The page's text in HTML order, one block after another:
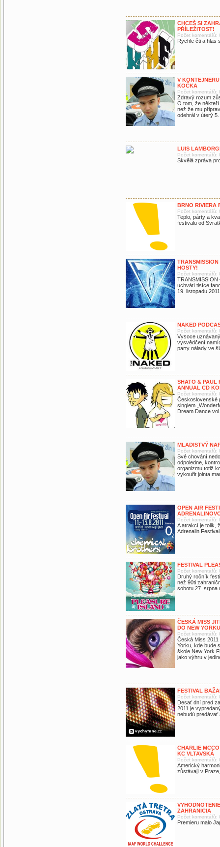
CHCEŠ SI
PŘÍLEŽITOST!
Počet komentářů:
Rychle čti a hlas
V
KOČKA
Počet komentářů:
Zdravý rozum
O tom, že
než že mu
odehrál v úterý
LUIS
Počet komentářů:
Skvělá zpráva
BRNO RIVIERA
Počet komentářů:
Teplo, párty a
festivalu od
HOSTY!
Počet komentářů:
uchvátí tisíce
19. listopadu
NAKED
Počet komentářů:
Vysoce
vysvědčení
party nálady ve
SHATO & PAUL
ANNUAL CD
Počet komentářů:
Československé
singlem
Dream Dance
MLADISTVÝ
Počet komentářů:
Své chování
odpoledne,
organizmu totiž
vykouřit jointa
OPEN AIR
Počet komentářů:
A atrakcí je tolik,
Adrenalin
FESTIVAL
Počet komentářů:
Druhý ročník
než 90ti
sobotu 27. srpna
ČESKÁ MISS
DO NEW YORKU
Počet komentářů:
Česká Miss
Yorku, kde bude
škole New York
jako výhru v
FESTIVAL
Počet komentářů:
Desať dní pred
2011 je
nebudú predávať
CHARLIE
KC VLTAVSKÁ
Počet komentářů:
Americký
zůstávají v
ZAHRANICIA
Počet komentářů:
Premieru malo